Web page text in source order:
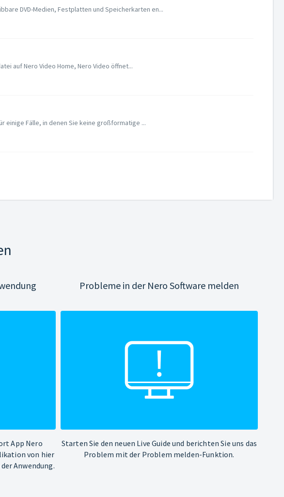
DVD-Medien, Festplatten und Speicherkarten en...
auf Nero Video Home, Nero Video öffnet...
einige Fälle, in denen Sie keine großformatige ...
App Nero
von hier
Anwendung.
Probleme in der Nero Software melden
Starten Sie den neuen Live Guide und berichten Sie uns das
Problem mit der Problem melden-Funktion.